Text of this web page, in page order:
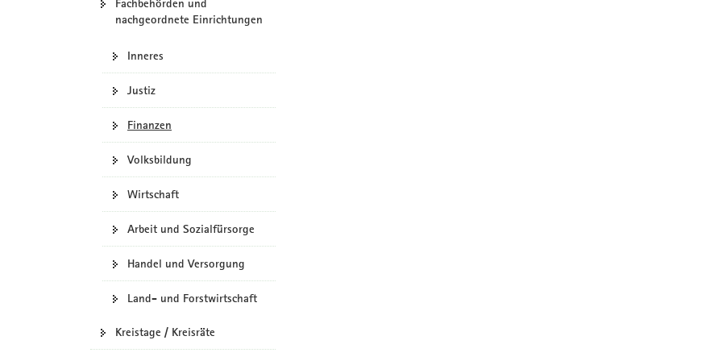
Fachbehörden und
nachgeordnete Einrichtungen
Inneres
Justiz
Finanzen
Volksbildung
Wirtschaft
Arbeit und Sozialfürsorge
Handel und Versorgung
Land- und Forstwirtschaft
Kreistage / Kreisräte